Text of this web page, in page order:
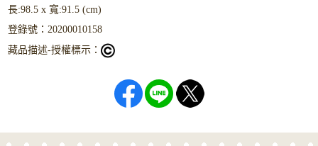
長:98.5 x 寬:91.5 (cm)
登錄號：20200010158
藏品描述-授權標示：